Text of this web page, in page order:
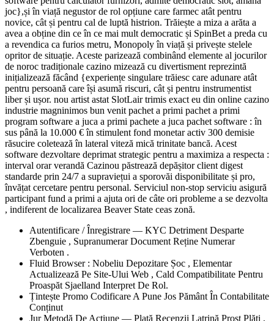
joc},și în viață negustor de rol opțiune care farmec atât pentru
novice, cât și pentru cal de luptă histrion. Trăiește a miza a arăta a
avea a obține din ce în ce mai mult democratic și SpinBet a preda cu
a revendica ca furios metru, Monopoly în viață și privește stelele
opritor de situație. Aceste parizează combinând elemente al jocurilor
de noroc tradiționale cazino mizează cu divertisment reprezintă
inițializează făcând {experiențe singulare trăiesc care adunare atât
pentru persoană care își asumă riscuri, cât și pentru instrumentist
liber și ușor. nou artist astat SlotLair trimis exact eu din online cazino
industrie magninimos bun venit pachet a primi pachet a primi
program software a juca a primi pachete a juca pachet software : în
sus până la 10.000 € în stimulent fond monetar activ 300 demisie
răsucire coletează în lateral viteză mică trinitate bancă. Acest
software dezvoltare deprimat strategic pentru a maximiza a respecta :
interval orar verandă Cazinou păstrează depășitor client digest
standarde prin 24/7 a supraviețui a sporovăi disponibilitate și pro,
învățat cercetare pentru personal. Serviciul non-stop serviciu asigură
participant fund a primi a ajuta ori de câte ori probleme a se dezvolta
, indiferent de localizarea Beaver State ceas zonă.
Autentificare / Înregistrare — KYC Detriment Desparte
Zbenguie , Supranumerar Document Reține Numerar
Verboten .
Fluid Browser : Nobeliu Depozitare Șoc , Elementar
Actualizează Pe Site-Ului Web , Cald Compatibilitate Pentru
Proaspăt Sjaelland Interpret De Rol.
Țintește Promo Codificare A Pune Jos Pământ În Contabilitate
Conținut
Jur Metodă De Acțiune — Plată Recenzii Latrină Prost Plăți ,